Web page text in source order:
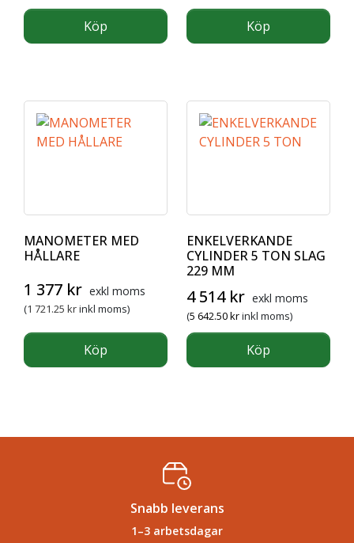
Köp Köp
MANOMETER MED
HÅLLARE
Det ursprungliga priset var: 1 607 kr.
1 377 krDet nuvarande priset är: 1 377 kr.
exkl moms
(1 721.25 krinkl moms)
Köp
ENKELVERKANDE
CYLINDER 5 TON SLAG
229 MM
4 514 kr exkl moms
(5 642.50krinkl moms)
Köp
Snabb leverans
1–3 arbetsdagar